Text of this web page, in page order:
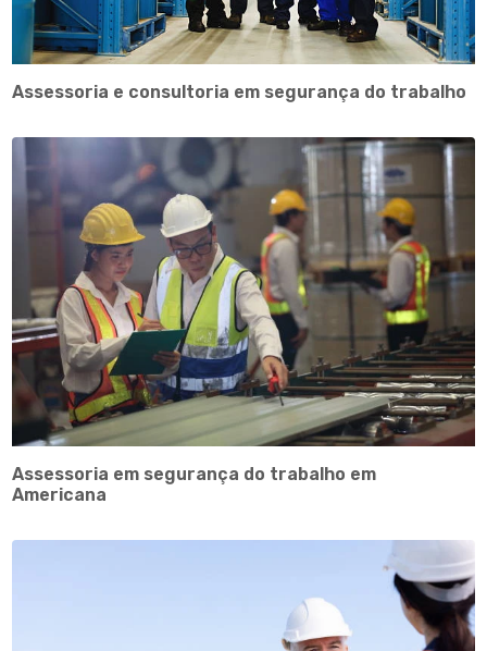
Assessoria e consultoria em segurança do trabalho
Assessoria em segurança do trabalho em
Americana